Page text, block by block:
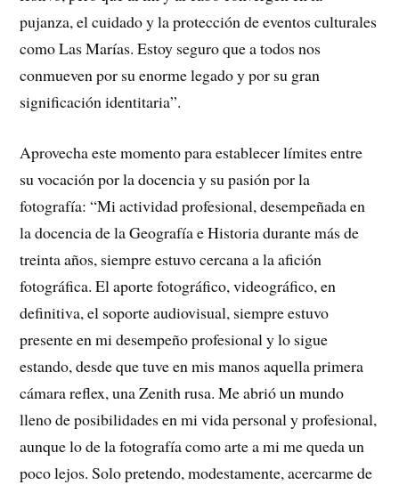
pujanza, el cuidado y la protección de eventos culturales
como Las Marías. Estoy seguro que a todos nos
conmueven por su enorme legado y por su gran
significación identitaria”.
Aprovecha este momento para establecer límites entre
su vocación por la docencia y su pasión por la
fotografía: “Mi actividad profesional, desempeñada en
la docencia de la Geografía e Historia durante más de
treinta años, siempre estuvo cercana a la afición
fotográfica. El aporte fotográfico, videográfico, en
definitiva, el soporte audiovisual, siempre estuvo
presente en mi desempeño profesional y lo sigue
estando, desde que tuve en mis manos aquella primera
cámara reflex, una Zenith rusa. Me abrió un mundo
lleno de posibilidades en mi vida personal y profesional,
aunque lo de la fotografía como arte a mi me queda un
poco lejos. Solo pretendo, modestamente, acercarme de